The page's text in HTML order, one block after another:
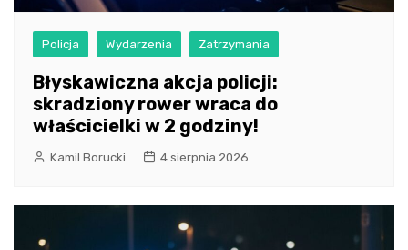
Policja Wydarzenia Zatrzymania
Błyskawiczna akcja policji:
skradziony rower wraca do
właścicielki w 2 godziny!
Kamil Borucki 4 sierpnia 2026